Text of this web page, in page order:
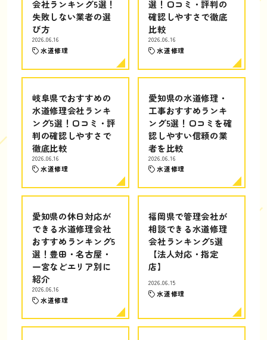
会社ランキング5選！
失敗しない業者の選
び方
2026.06.16
水道修理
選！口コミ・評判の
確認しやすさで徹底
比較
2026.06.16
水道修理
岐阜県でおすすめの
水道修理会社ランキ
ング5選！口コミ・評
判の確認しやすさで
徹底比較
2026.06.16
水道修理
愛知県の水道修理・
工事おすすめランキ
ング5選！口コミを確
認しやすい信頼の業
者を比較
2026.06.16
水道修理
愛知県の休日対応が
できる水道修理会社
おすすめランキング5
選！豊田・名古屋・
一宮などエリア別に
紹介
2026.06.16
水道修理
福岡県で管理会社が
相談できる水道修理
会社ランキング5選
【法人対応・指定
店】
2026.06.15
水道修理